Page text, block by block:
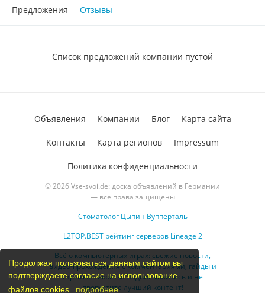
Продолжая пользоваться данным сайтом вы
подтверждаете согласие на использование
файлов cookies.
подробнее
Предложения Отзывы
Список предложений компании пустой
© 2026 Vse-svoi.de: доска объявлений в Германии
— все права защищены
Стоматолог Цыпин Вупперталь
L2TOP.BEST рейтинг серверов Lineage 2
Всё о компьютерных играх: свежие новости,
видео-прохождения с комментариями, гайды и
скрытые секреты. Подписывайтесь и не
пропустите лучший контент!
Объявления Компании Блог Карта сайта
Контакты Карта регионов Impressum
Политика конфиденциальности